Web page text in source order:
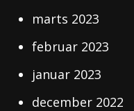
marts 2023
februar 2023
januar 2023
december 2022